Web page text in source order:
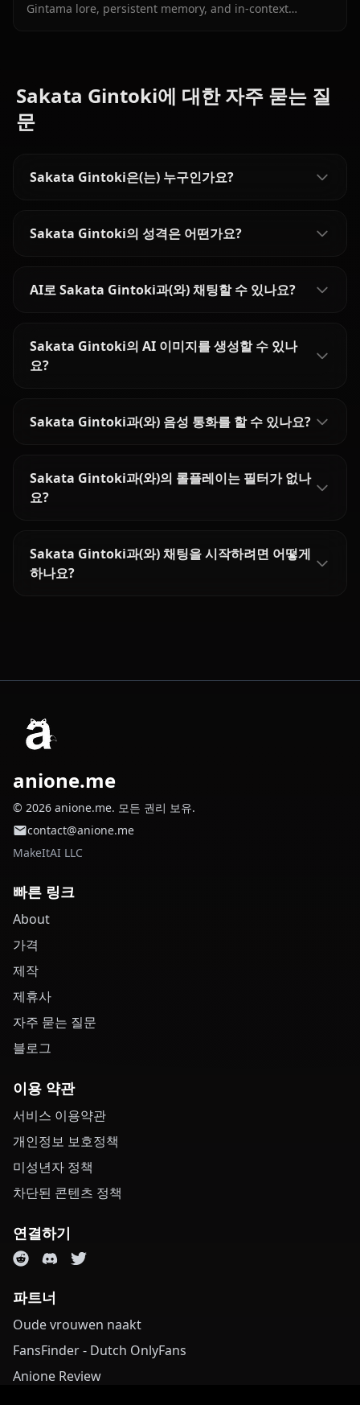
Gintama lore, persistent memory, and in-context
Sakata Gintoki에 대한 자주 묻는 질
문
Sakata Gintoki은(는) 누구인가요?
Sakata Gintoki의 성격은 어떤가요?
AI로 Sakata Gintoki과(와) 채팅할 수 있나요?
Sakata Gintoki의 AI 이미지를 생성할 수 있나
요?
Sakata Gintoki과(와) 음성 통화를 할 수 있나요?
Sakata Gintoki과(와)의 롤플레이는 필터가 없나
요?
Sakata Gintoki과(와) 채팅을 시작하려면 어떻게
하나요?
anione.me
© 2026 anione.me. 모든 권리 보유.
contact@anione.me
MakeItAI LLC
빠른 링크
About
가격
제작
제휴사
자주 묻는 질문
블로그
이용 약관
서비스 이용약관
개인정보 보호정책
미성년자 정책
차단된 콘텐츠 정책
연결하기
파트너
Oude vrouwen naakt
FansFinder - Dutch OnlyFans
Anione Review